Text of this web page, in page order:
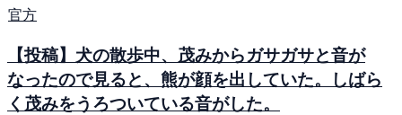
官方
【投稿】犬の散歩中、茂みからガサガサと音が
なったので見ると、熊が顔を出していた。しばら
く茂みをうろついている音がした。